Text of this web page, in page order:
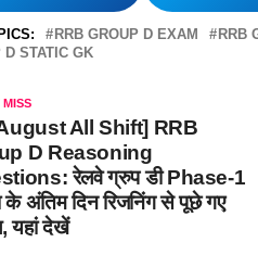
RRB GROUP D EXAM
RRB
D STATIC GK
All Shift] RRB
D Reasoning
रेलवे ग्रुप डी Phase-1
के अंतिम दिन रिजनिंग से पूछे गए
यहां देखें